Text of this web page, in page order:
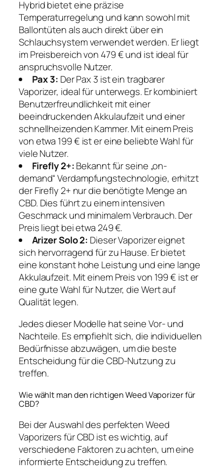
Hybrid bietet eine präzise
Temperaturregelung und kann sowohl mit
Ballontüten als auch direkt über ein
Schlauchsystem verwendet werden. Er liegt
im Preisbereich von 479 € und ist ideal für
anspruchsvolle Nutzer.
Pax 3: Der Pax 3 ist ein tragbarer
Vaporizer, ideal für unterwegs. Er kombiniert
Benutzerfreundlichkeit mit einer
beeindruckenden Akkulaufzeit und einer
schnellheizenden Kammer. Mit einem Preis
von etwa 199 € ist er eine beliebte Wahl für
viele Nutzer.
Firefly 2+:Bekannt für seine „on-
demand“ Verdampfungstechnologie, erhitzt
der Firefly 2+ nur die benötigte Menge an
CBD. Dies führt zu einem intensiven
Geschmack und minimalem Verbrauch. Der
Preis liegt bei etwa 249 €.
Arizer Solo 2: Dieser Vaporizer eignet
sich hervorragend für zu Hause. Er bietet
eine konstant hohe Leistung und eine lange
Akkulaufzeit. Mit einem Preis von 199 € ist er
eine gute Wahl für Nutzer, die Wert auf
Qualität legen.
Jedes dieser Modelle hat seine Vor- und
Nachteile. Es empfiehlt sich, die individuellen
Bedürfnisse abzuwägen, um die beste
Entscheidung für die CBD-Nutzung zu
treffen.
Wie wählt man den richtigen Weed Vaporizer für
CBD?
Bei der Auswahl des perfekten Weed
Vaporizers für CBD ist es wichtig, auf
verschiedene Faktoren zu achten, um eine
informierte Entscheidung zu treffen.